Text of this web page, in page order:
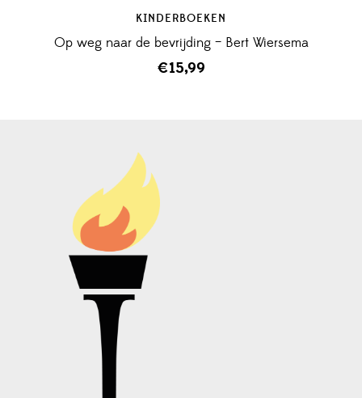
KINDERBOEKEN
Op weg naar de bevrijding – Bert Wiersema
€15,99